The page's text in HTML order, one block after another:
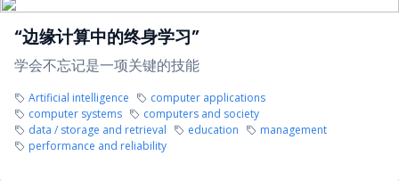
“边缘计算中的终身学习”
学会不忘记是一项关键的技能
Artificial intelligence
computer applications
computer systems
computers and society
data / storage and retrieval
education
management
performance and reliability